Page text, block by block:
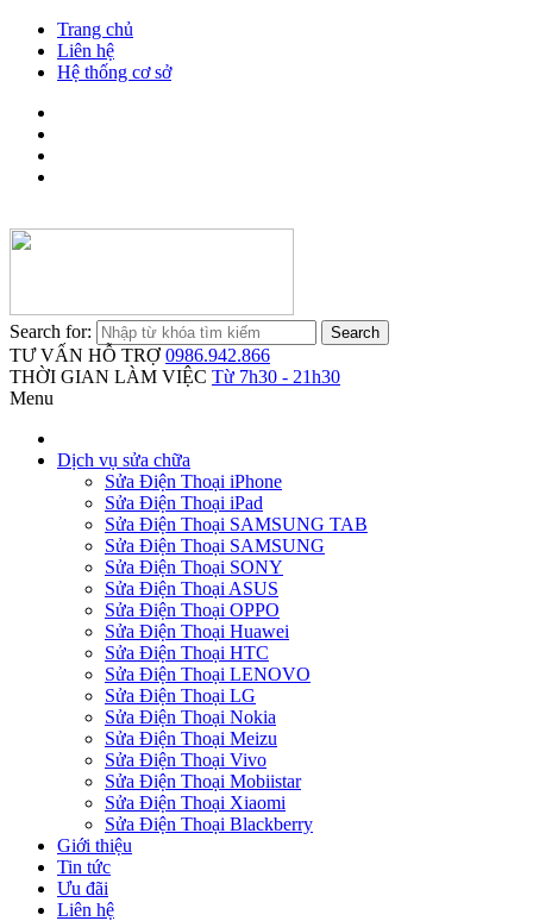
Trang chủ
Liên hệ
Hệ thống cơ sở
Search for:
TƯ VẤN HỖ TRỢ 0986.942.866
THỜI GIAN LÀM VIỆC Từ 7h30 - 21h30
Menu
Dịch vụ sửa chữa
Sửa Điện Thoại iPhone
Sửa Điện Thoại iPad
Sửa Điện Thoại SAMSUNG TAB
Sửa Điện Thoại SAMSUNG
Sửa Điện Thoại SONY
Sửa Điện Thoại ASUS
Sửa Điện Thoại OPPO
Sửa Điện Thoại Huawei
Sửa Điện Thoại HTC
Sửa Điện Thoại LENOVO
Sửa Điện Thoại LG
Sửa Điện Thoại Nokia
Sửa Điện Thoại Meizu
Sửa Điện Thoại Vivo
Sửa Điện Thoại Mobiistar
Sửa Điện Thoại Xiaomi
Sửa Điện Thoại Blackberry
Giới thiệu
Tin tức
Ưu đãi
Liên hệ